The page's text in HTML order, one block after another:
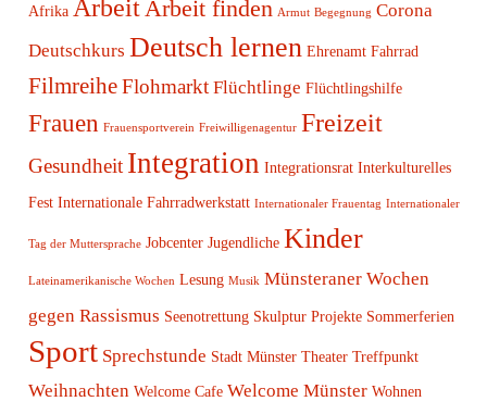
Afrika ArbeitArbeit finden Armut Begegnung Corona
Deutschkurs Deutsch lernen Ehrenamt Fahrrad
Filmreihe Flohmarkt Flüchtlinge Flüchtlingshilfe
Frauen Frauensportverein Freiwilligenagentur Freizeit
Gesundheit Integration Integrationsrat Interkulturelles
Fest Internationale Fahrradwerkstatt Internationaler Frauentag Internationaler
Tag der Muttersprache Jobcenter Jugendliche Kinder
Lateinamerikanische Wochen Lesung Musik Münsteraner Wochen
gegen Rassismus Seenotrettung Skulptur Projekte Sommerferien
Sport Sprechstunde Stadt Münster Theater Treffpunkt
Weihnachten Welcome Cafe Welcome Münster Wohnen